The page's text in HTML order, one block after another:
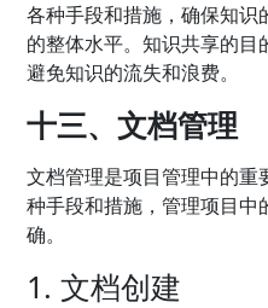
各种手段和措施，确保知识
的整体水平。知识共享的目
避免知识的流失和浪费。
十三、文档管理
文档管理是项目管理中的重
种手段和措施，管理项目
确。
1. 文档创建